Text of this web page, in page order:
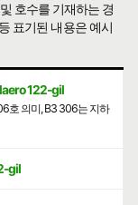
호수를 기재하는 경
표기된 내용은 예시
122-gil
호 의미, B3 306는 지하
gil